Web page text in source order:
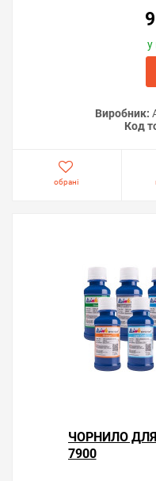
у
Виробник:
Код
обрані
ЧОРНИЛО ДЛЯ
7900